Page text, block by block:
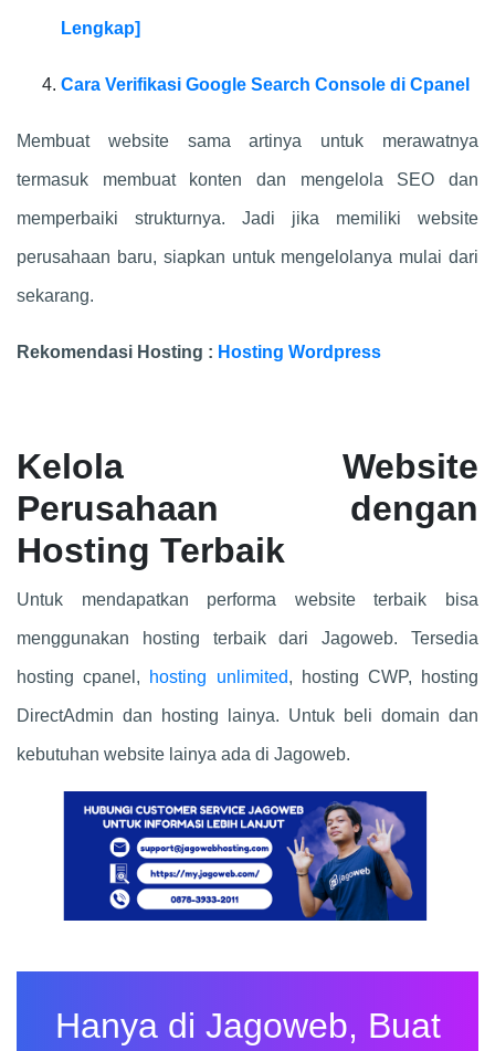
Lengkap]
Cara Verifikasi Google Search Console di Cpanel
Membuat website sama artinya untuk merawatnya
termasuk membuat konten dan mengelola SEO dan
memperbaiki strukturnya. Jadi jika memiliki website
perusahaan baru, siapkan untuk mengelolanya mulai dari
sekarang.
Rekomendasi Hosting : Hosting Wordpress
Kelola Website
Perusahaan dengan
Hosting Terbaik
Untuk mendapatkan performa website terbaik bisa
menggunakan hosting terbaik dari Jagoweb. Tersedia
hosting cpanel, hosting unlimited, hosting CWP, hosting
DirectAdmin dan hosting lainya. Untuk beli domain dan
kebutuhan website lainya ada di Jagoweb.
Hanya di Jagoweb, Buat